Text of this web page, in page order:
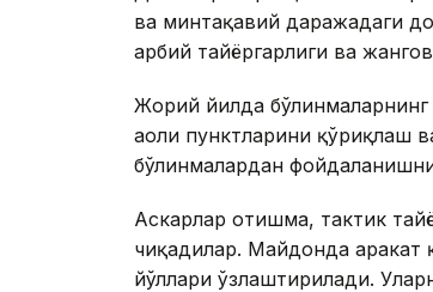
ва минтақавий даражадаги
ҳарбий тайёргарлиги ва
Жорий йилда бўлинмаларнинг
аҳоли пунктларини
бўлинмалардан
Аскарлар отишма, тактик
чиқадилар. Майдонда
йўллари ўзлаштирилади.